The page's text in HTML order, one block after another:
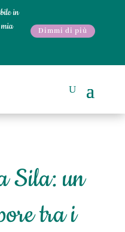
in
Dimmi di più
Sila: un
tra i